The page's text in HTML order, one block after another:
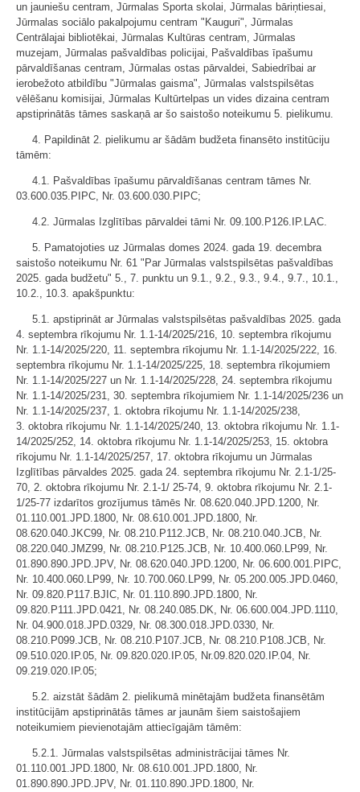
un jauniešu centram, Jūrmalas Sporta skolai, Jūrmalas bāriņtiesai,
Jūrmalas sociālo pakalpojumu centram "Kauguri", Jūrmalas
Centrālajai bibliotēkai, Jūrmalas Kultūras centram, Jūrmalas
muzejam, Jūrmalas pašvaldības policijai, Pašvaldības īpašumu
pārvaldīšanas centram, Jūrmalas ostas pārvaldei, Sabiedrībai ar
ierobežoto atbildību "Jūrmalas gaisma", Jūrmalas valstspilsētas
vēlēšanu komisijai, Jūrmalas Kultūrtelpas un vides dizaina centram
apstiprinātās tāmes saskaņā ar šo saistošo noteikumu 5. pielikumu.
4. Papildināt 2. pielikumu ar šādām budžeta finansēto institūciju
tāmēm:
4.1. Pašvaldības īpašumu pārvaldīšanas centram tāmes Nr.
03.600.035.PIPC, Nr. 03.600.030.PIPC;
4.2. Jūrmalas Izglītības pārvaldei tāmi Nr. 09.100.P126.IP.LAC.
5. Pamatojoties uz Jūrmalas domes 2024. gada 19. decembra
saistošo noteikumu Nr. 61 "Par Jūrmalas valstspilsētas pašvaldības
2025. gada budžetu" 5., 7. punktu un 9.1., 9.2., 9.3., 9.4., 9.7., 10.1.,
10.2., 10.3. apakšpunktu:
5.1. apstiprināt ar Jūrmalas valstspilsētas pašvaldības 2025. gada
4. septembra rīkojumu Nr. 1.1-14/2025/216, 10. septembra rīkojumu
Nr. 1.1-14/2025/220, 11. septembra rīkojumu Nr. 1.1-14/2025/222, 16.
septembra rīkojumu Nr. 1.1-14/2025/225, 18. septembra rīkojumiem
Nr. 1.1-14/2025/227 un Nr. 1.1-14/2025/228, 24. septembra rīkojumu
Nr. 1.1-14/2025/231, 30. septembra rīkojumiem Nr. 1.1-14/2025/236 un
Nr. 1.1-14/2025/237, 1. oktobra rīkojumu Nr. 1.1-14/2025/238,
3. oktobra rīkojumu Nr. 1.1-14/2025/240, 13. oktobra rīkojumu Nr. 1.1-
14/2025/252, 14. oktobra rīkojumu Nr. 1.1-14/2025/253, 15. oktobra
rīkojumu Nr. 1.1-14/2025/257, 17. oktobra rīkojumu un Jūrmalas
Izglītības pārvaldes 2025. gada 24. septembra rīkojumu Nr. 2.1-1/25-
70, 2. oktobra rīkojumu Nr. 2.1-1/ 25-74, 9. oktobra rīkojumu Nr. 2.1-
1/25-77 izdarītos grozījumus tāmēs Nr. 08.620.040.JPD.1200, Nr.
01.110.001.JPD.1800, Nr. 08.610.001.JPD.1800, Nr.
08.620.040.JKC99, Nr. 08.210.P112.JCB, Nr. 08.210.040.JCB, Nr.
08.220.040.JMZ99, Nr. 08.210.P125.JCB, Nr. 10.400.060.LP99, Nr.
01.890.890.JPD.JPV, Nr. 08.620.040.JPD.1200, Nr. 06.600.001.PIPC,
Nr. 10.400.060.LP99, Nr. 10.700.060.LP99, Nr. 05.200.005.JPD.0460,
Nr. 09.820.P117.BJIC, Nr. 01.110.890.JPD.1800, Nr.
09.820.P111.JPD.0421, Nr. 08.240.085.DK, Nr. 06.600.004.JPD.1110,
Nr. 04.900.018.JPD.0329, Nr. 08.300.018.JPD.0330, Nr.
08.210.P099.JCB, Nr. 08.210.P107.JCB, Nr. 08.210.P108.JCB, Nr.
09.510.020.IP.05, Nr. 09.820.020.IP.05, Nr.09.820.020.IP.04, Nr.
09.219.020.IP.05;
5.2. aizstāt šādām 2. pielikumā minētajām budžeta finansētām
institūcijām apstiprinātās tāmes ar jaunām šiem saistošajiem
noteikumiem pievienotajām attiecīgajām tāmēm:
5.2.1. Jūrmalas valstspilsētas administrācijai tāmes Nr.
01.110.001.JPD.1800, Nr. 08.610.001.JPD.1800, Nr.
01.890.890.JPD.JPV, Nr. 01.110.890.JPD.1800, Nr.